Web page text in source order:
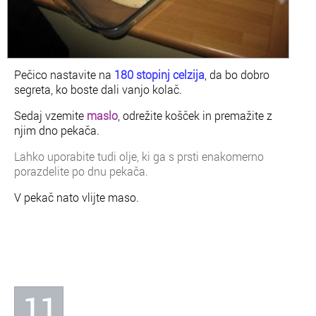
Pečico nastavite na 180 stopinj celzija , da bo dobro
segreta, ko boste dali vanjo kolač.
Sedaj vzemite maslo , odrežite košček in premažite z
njim dno pekača.
Lahko uporabite tudi olje, ki ga s prsti enakomerno
porazdelite po dnu pekača.
V pekač nato vlijte maso.